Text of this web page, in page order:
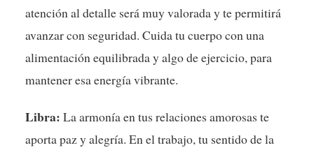
atención al detalle será muy valorada y te permitirá
avanzar con seguridad. Cuida tu cuerpo con una
alimentación equilibrada y algo de ejercicio, para
mantener esa energía vibrante.
Libra: La armonía en tus relaciones amorosas te
aporta paz y alegría. En el trabajo, tu sentido de la